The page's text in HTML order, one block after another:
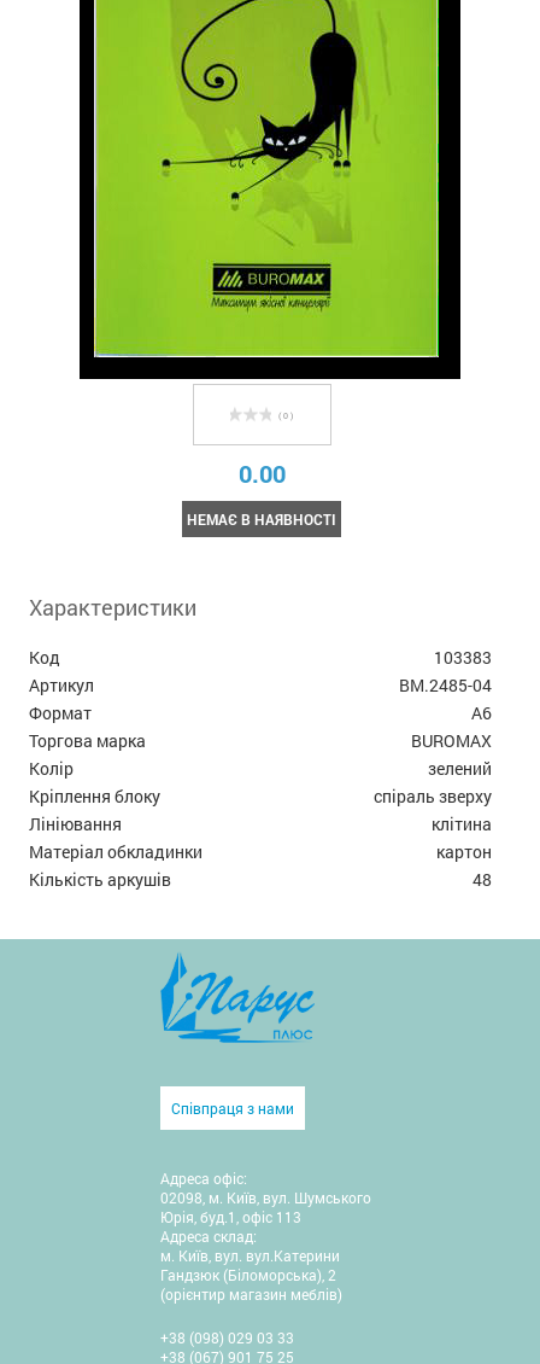
( 0 )
0.00
НЕМАЄ В НАЯВНОСТІ
Характеристики
Код
103383
Артикул
BM.2485-04
Формат
А6
Торгова марка
BUROMAX
Колір
зелений
Кріплення блоку
спіраль зверху
Лініювання
клітина
Матеріал обкладинки
картон
Кількість аркушів
48
Співпраця з нами
Адреса офіс:
02098, м. Київ, вул. Шумського
Юрія, буд.1, офіс 113
Адреса склад:
м. Київ, вул. вул.Катерини
Гандзюк (Біломорська), 2
(орієнтир магазин меблів)
+38 (098) 029 03 33
+38 (067) 901 75 25